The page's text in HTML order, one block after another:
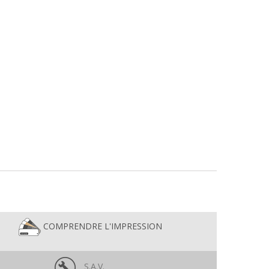
COMPRENDRE L'IMPRESSION
S.A.V.